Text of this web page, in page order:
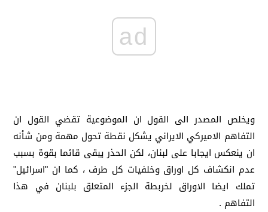
ad
ويخلص المصدر الى القول ان الموضوعية تقضي القول ان
التفاهم الاميركي الايراني يشكل نقطة تحول مهمة ومن شأنه
ان ينعكس ايجابا على لبنان، لكن الحذر يبقى قائما بقوة بسبب
عدم انكشاف كل اوراق وخلفيات كل طرف ، كما ان "اسرائيل"
تملك ايضا الاوراق لخربطة الجزء المتعلق بلبنان في هذا
التفاهم .